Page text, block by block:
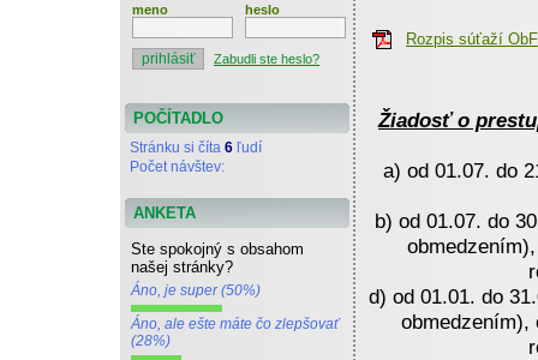
meno heslo
Zabudli ste heslo?
POČÍTADLO
Stránku si číta 6 ľudí
Počet návštev:
ANKETA
Ste spokojný s obsahom
našej stránky?
Áno, je super (50%)
Áno, ale ešte máte čo zlepšovať
(28%)
Rozpis súťaží
Žiadosť o
a) od 01.07. do
b) od 01.07. do
d) od 01.01. do
obmedzením),